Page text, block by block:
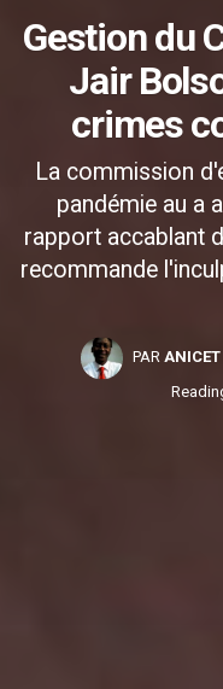
Gestion du
Jair
crimes
La commission
pandémie au a
rapport accablant
recommande
PAR